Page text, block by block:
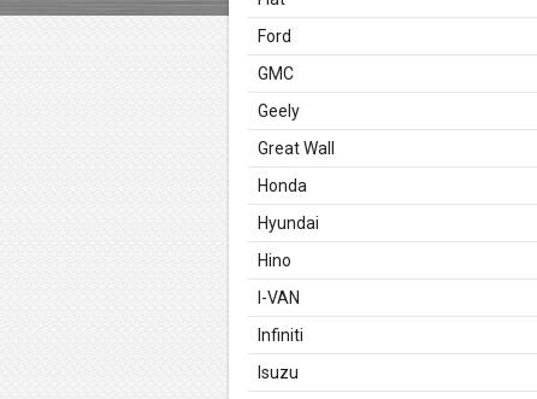
Ford
GMC
Geely
Great Wall
Honda
Hyundai
Hino
I-VAN
Infiniti
Isuzu